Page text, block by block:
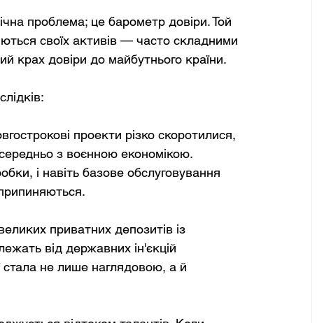
проблема; це барометр довіри. Той
своїх активів — часто складними
крах довіри до майбутнього країни.
проекти різко скоротилися,
з воєнною економікою.
і навіть базове обслуговування
приватних депозитів із
від державних ін'єкцій
стала не лише наглядовою, а й